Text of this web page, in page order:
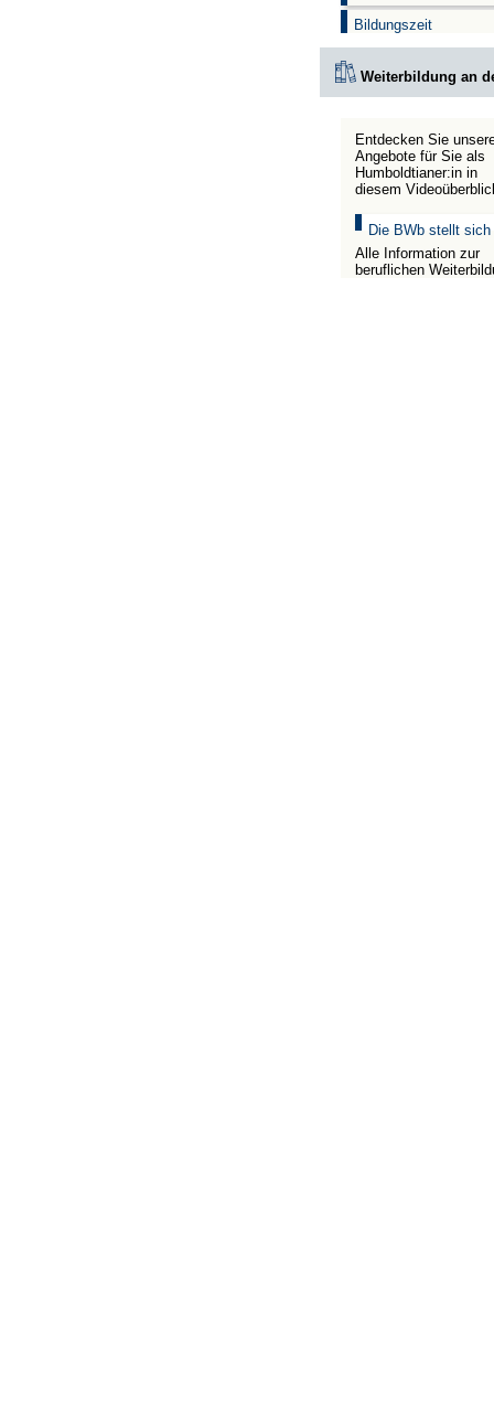
Bildungszeit
Weiterbildung an
Entdecken Sie
Angebote für Sie als
Humboldtianer:in in
diesem
Die BWb stellt sich
Alle Information zur
beruflichen